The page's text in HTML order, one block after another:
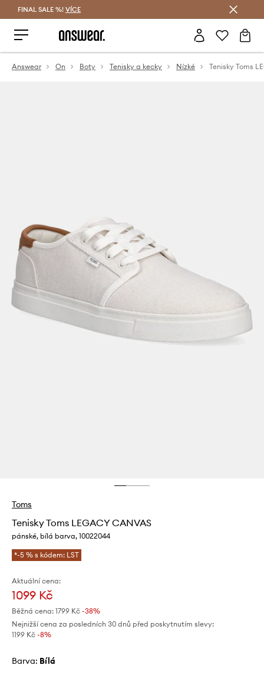
FINAL SALE %! VÍCE
Answear On Boty Tenisky a kecky Nízké Tenisky Toms
Toms
Tenisky Toms LEGACY CANVAS
pánské, bílá barva, 10022044
*-5 % s kódem: LST
Aktuální cena:
1099 Kč
Běžná cena: 1799 Kč -38%
Nejnižší cena za posledních 30 dnů před poskytnutím slevy:
1199 Kč -8%
Barva: bílá